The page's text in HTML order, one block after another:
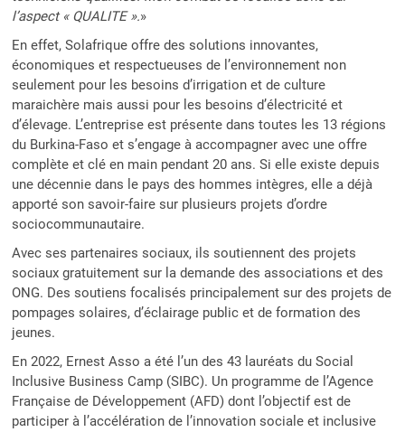
l’aspect « QUALITE ».»
En effet, Solafrique offre des solutions innovantes,
économiques et respectueuses de l’environnement non
seulement pour les besoins d’irrigation et de culture
maraichère mais aussi pour les besoins d’électricité et
d’élevage. L’entreprise est présente dans toutes les 13 régions
du Burkina-Faso et s’engage à accompagner avec une offre
complète et clé en main pendant 20 ans. Si elle existe depuis
une décennie dans le pays des hommes intègres, elle a déjà
apporté son savoir-faire sur plusieurs projets d’ordre
sociocommunautaire.
Avec ses partenaires sociaux, ils soutiennent des projets
sociaux gratuitement sur la demande des associations et des
ONG. Des soutiens focalisés principalement sur des projets de
pompages solaires, d’éclairage public et de formation des
jeunes.
En 2022, Ernest Asso a été l’un des 43 lauréats du Social
Inclusive Business Camp (SIBC). Un programme de l’Agence
Française de Développement (AFD) dont l’objectif est de
participer à l’accélération de l’innovation sociale et inclusive